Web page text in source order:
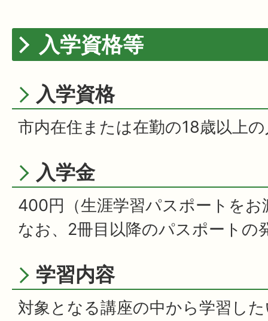
入学資格等
入学資格
市内在住または在勤の18歳以上
入学金
400円（生涯学習パスポートをお
なお、2冊目以降のパスポートの
学習内容
対象となる講座の中から学習し